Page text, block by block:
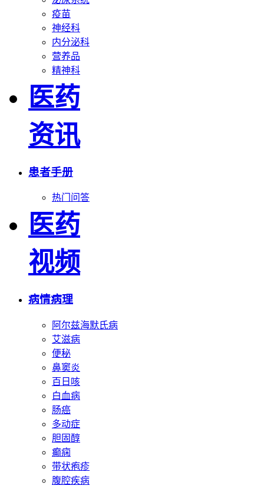
疫苗
神经科
内分泌科
营养品
精神科
医药
资讯
患者手册
热门问答
医药
视频
病情病理
阿尔兹海默氏病
艾滋病
便秘
鼻窦炎
百日咳
白血病
肠癌
多动症
胆固醇
癫痫
带状疱疹
腹腔疾病